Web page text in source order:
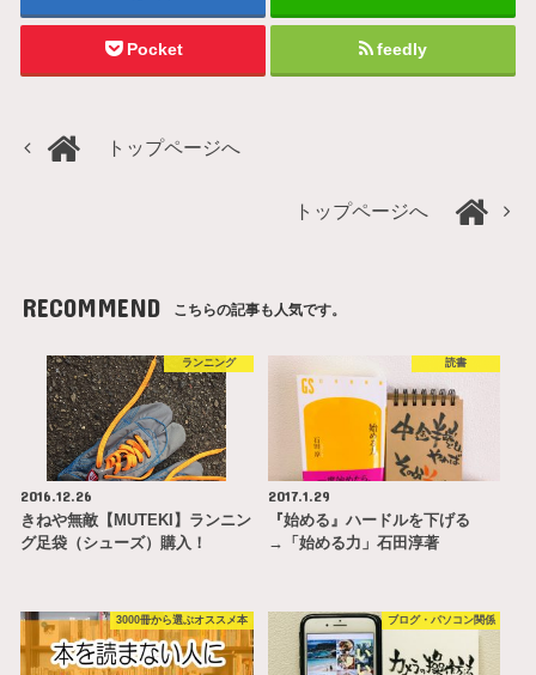
Pocket feedly
トップページへ
トップページへ
RECOMMEND こちらの記事も人気です。
ランニング
2016.12.26
きねや無敵【MUTEKI】ランニン
グ足袋（シューズ）購入！
読書
2017.1.29
『始める』ハードルを下げる
→「始める力」石田淳著
3000冊から選ぶオススメ本 ブログ・パソコン関係